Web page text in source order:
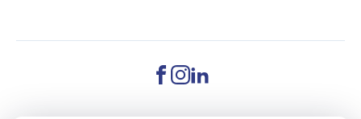
FACEBOOK
INSTAGRAM
LINKEDIN